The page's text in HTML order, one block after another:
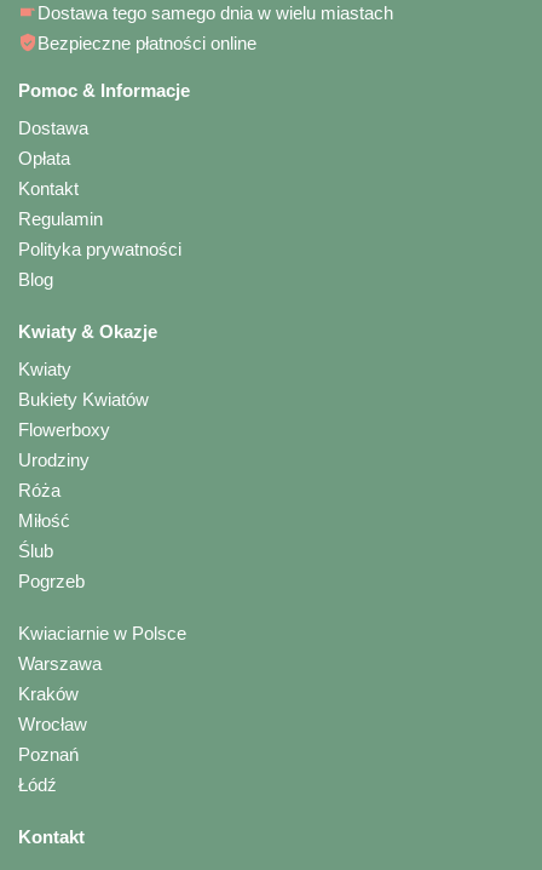
Dostawa tego samego dnia w wielu miastach
Bezpieczne płatności online
Pomoc & Informacje
Dostawa
Opłata
Kontakt
Regulamin
Polityka prywatności
Blog
Kwiaty & Okazje
Kwiaty
Bukiety Kwiatów
Flowerboxy
Urodziny
Róża
Miłość
Ślub
Pogrzeb
Kwiaciarnie w Polsce
Warszawa
Kraków
Wrocław
Poznań
Łódź
Kontakt